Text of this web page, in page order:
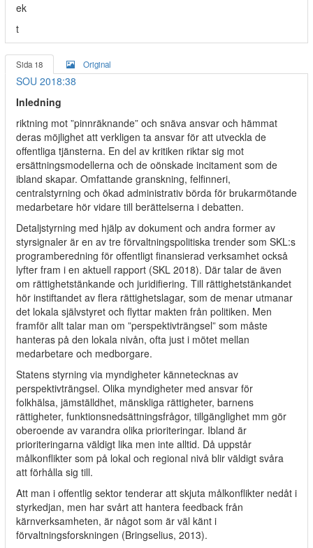
ek
t
Sida 18 Original
SOU 2018:38
Inledning
riktning mot ”pinnräknande” och snäva ansvar och hämmat
deras möjlighet att verkligen ta ansvar för att utveckla de
offentliga tjänsterna. En del av kritiken riktar sig mot
ersättningsmodellerna och de oönskade incitament som de
ibland skapar. Omfattande granskning, felfinneri,
centralstyrning och ökad administrativ börda för brukarmötande
medarbetare hör vidare till berättelserna i debatten.
Detaljstyrning med hjälp av dokument och andra former av
styrsignaler är en av tre förvaltningspolitiska trender som SKL:s
programberedning för offentligt finansierad verksamhet också
lyfter fram i en aktuell rapport (SKL 2018). Där talar de även
om rättighetstänkande och juridifiering. Till rättighetstänkandet
hör instiftandet av flera rättighetslagar, som de menar utmanar
det lokala självstyret och flyttar makten från politiken. Men
framför allt talar man om ”perspektivträngsel” som måste
hanteras på den lokala nivån, ofta just i mötet mellan
medarbetare och medborgare.
Statens styrning via myndigheter kännetecknas av
perspektivträngsel. Olika myndigheter med ansvar för
folkhälsa, jämställdhet, mänskliga rättigheter, barnens
rättigheter, funktionsnedsättningsfrågor, tillgänglighet mm gör
oberoende av varandra olika prioriteringar. Ibland är
prioriteringarna väldigt lika men inte alltid. Då uppstår
målkonflikter som på lokal och regional nivå blir väldigt svåra
att förhålla sig till.
Att man i offentlig sektor tenderar att skjuta målkonflikter nedåt i
styrkedjan, men har svårt att hantera feedback från
kärnverksamheten, är något som är väl känt i
förvaltningsforskningen (Bringselius, 2013).